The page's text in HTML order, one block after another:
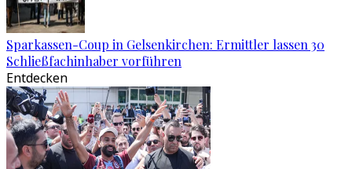
Sparkassen-Coup in Gelsenkirchen: Ermittler lassen 30
Schließfachinhaber vorführen
Entdecken